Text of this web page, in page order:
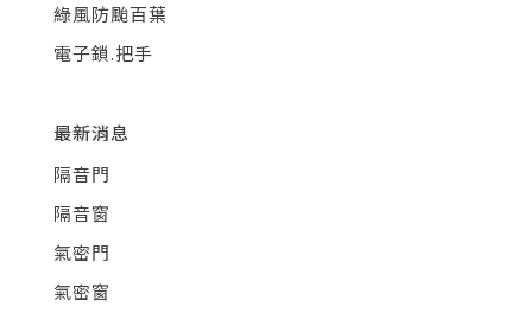
綠風防颱百葉
電子鎖.把手
最新消息
隔音門
隔音窗
氣密門
氣密窗